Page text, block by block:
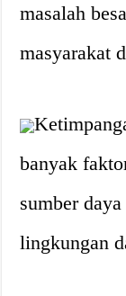
masalah
masyarakat
banyak
sumber
lingkungan